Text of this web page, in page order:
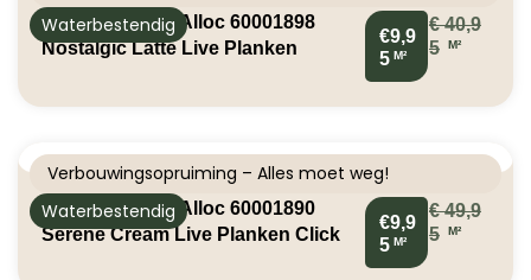
Waterbestendig
Klik PVC Berry Alloc 60001898
Nostalgic Latte Live Planken
€9,9
5 M²
€40,9
5
M²
Verbouwingsopruiming – Alles moet weg!
Waterbestendig
Klik PVC Berry Alloc 60001890
Serene Cream Live Planken Click
€9,9
5 M²
€49,9
5
M²